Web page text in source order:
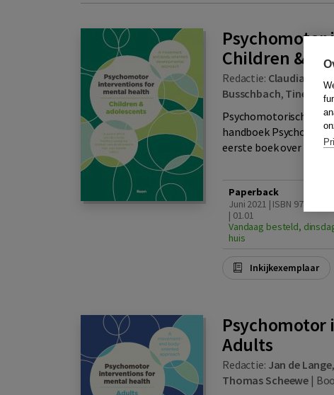
Children &
Redactie: Claudia Emck
Busschbach, Tine van
Psychomotorische
handboek
eerste boek over
Paperback
Juni 2021 | ISBN
| 01.01
Vandaag besteld,
huis
Inkijkexemplaar
Adults
Redactie: Jan de Lange,
Thomas Scheewe |